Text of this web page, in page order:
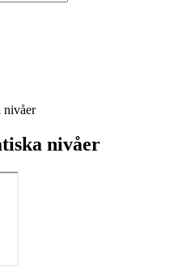
nivåer
nivåer